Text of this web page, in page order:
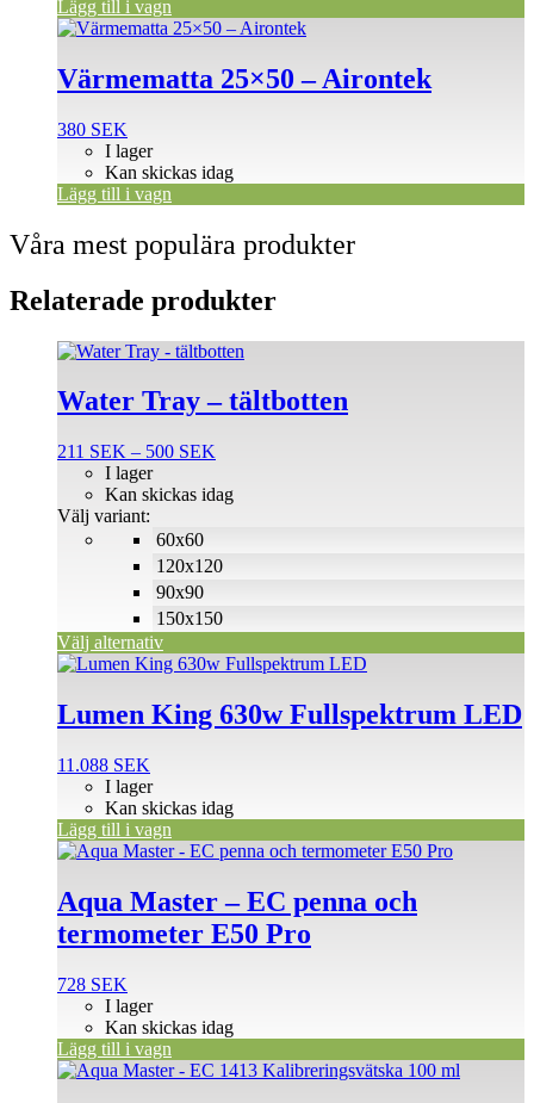
Lägg till i vagn
Värmematta 25×50 – Airontek
380 SEK
I lager
Kan skickas idag
Lägg till i vagn
Våra mest populära produkter
Relaterade produkter
Water Tray – tältbotten
211 SEK – 500 SEK
till
60x60
120x120
90x90
150x150
I lager
Kan skickas idag
Välj variant:
Välj alternativ
Den
produkten
har
varianter.
olika
alternativen
Lumen King 630w Fullspektrum LED
11.088 SEK
I lager
Kan skickas idag
Lägg till i vagn
Aqua Master – EC penna och
termometer E50 Pro
728 SEK
I lager
Kan skickas idag
Lägg till i vagn